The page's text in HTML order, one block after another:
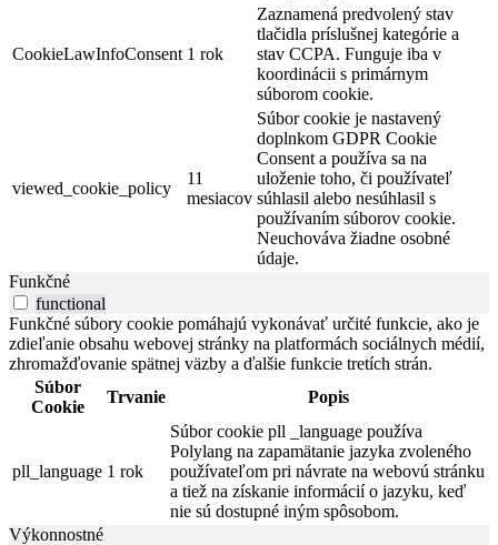
CookieLawInfoConsent 1 rok
Zaznamená predvolený stav
tlačidla príslušnej kategórie a
stav CCPA. Funguje iba v
koordinácii s primárnym
súborom cookie.
viewed_cookie_policy
11
mesiacov
Súbor cookie je nastavený
doplnkom GDPR Cookie
Consent a používa sa na
uloženie toho, či používateľ
súhlasil alebo nesúhlasil s
používaním súborov cookie.
Neuchováva žiadne osobné
údaje.
Funkčné
functional
Funkčné súbory cookie pomáhajú vykonávať určité funkcie, ako je
zdieľanie obsahu webovej stránky na platformách sociálnych médií,
zhromažďovanie spätnej väzby a ďalšie funkcie tretích strán.
Súbor
Cookie
Trvanie Popis
pll_language 1 rok
Súbor cookie pll _language používa
Polylang na zapamätanie jazyka zvoleného
používateľom pri návrate na webovú stránku
a tiež na získanie informácií o jazyku, keď
nie sú dostupné iným spôsobom.
Výkonnostné